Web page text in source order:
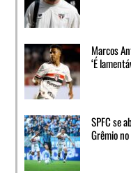
Marcos
‘É
SPFC se
Grêmio